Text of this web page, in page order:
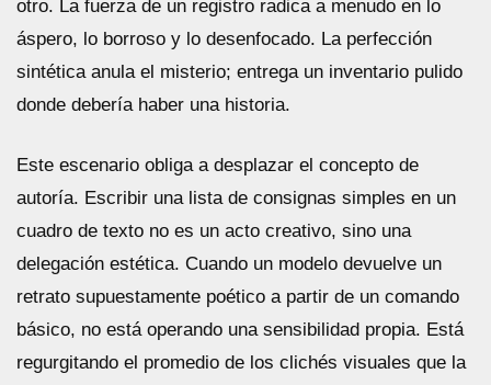
otro. La fuerza de un registro radica a menudo en lo
áspero, lo borroso y lo desenfocado. La perfección
sintética anula el misterio; entrega un inventario pulido
donde debería haber una historia.
Este escenario obliga a desplazar el concepto de
autoría. Escribir una lista de consignas simples en un
cuadro de texto no es un acto creativo, sino una
delegación estética. Cuando un modelo devuelve un
retrato supuestamente poético a partir de un comando
básico, no está operando una sensibilidad propia. Está
regurgitando el promedio de los clichés visuales que la